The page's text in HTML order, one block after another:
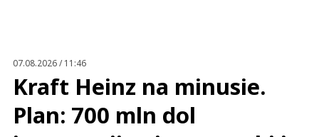
07.08.2026 / 11:46
Kraft Heinz na minusie.
Plan: 700 mln dol